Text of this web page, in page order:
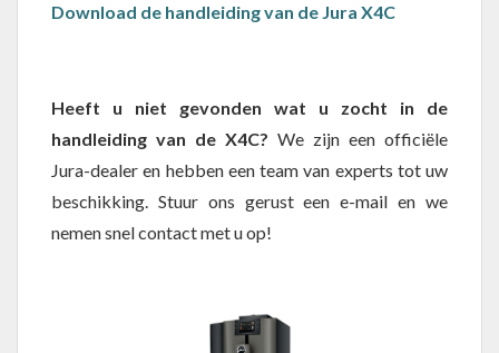
Download de handleiding van de Jura X4C
Heeft u niet gevonden wat u zocht in de
handleiding van de X4C? We zijn een officiële
Jura-dealer en hebben een team van experts tot uw
beschikking. Stuur ons gerust een e-mail en we
nemen snel contact met u op!